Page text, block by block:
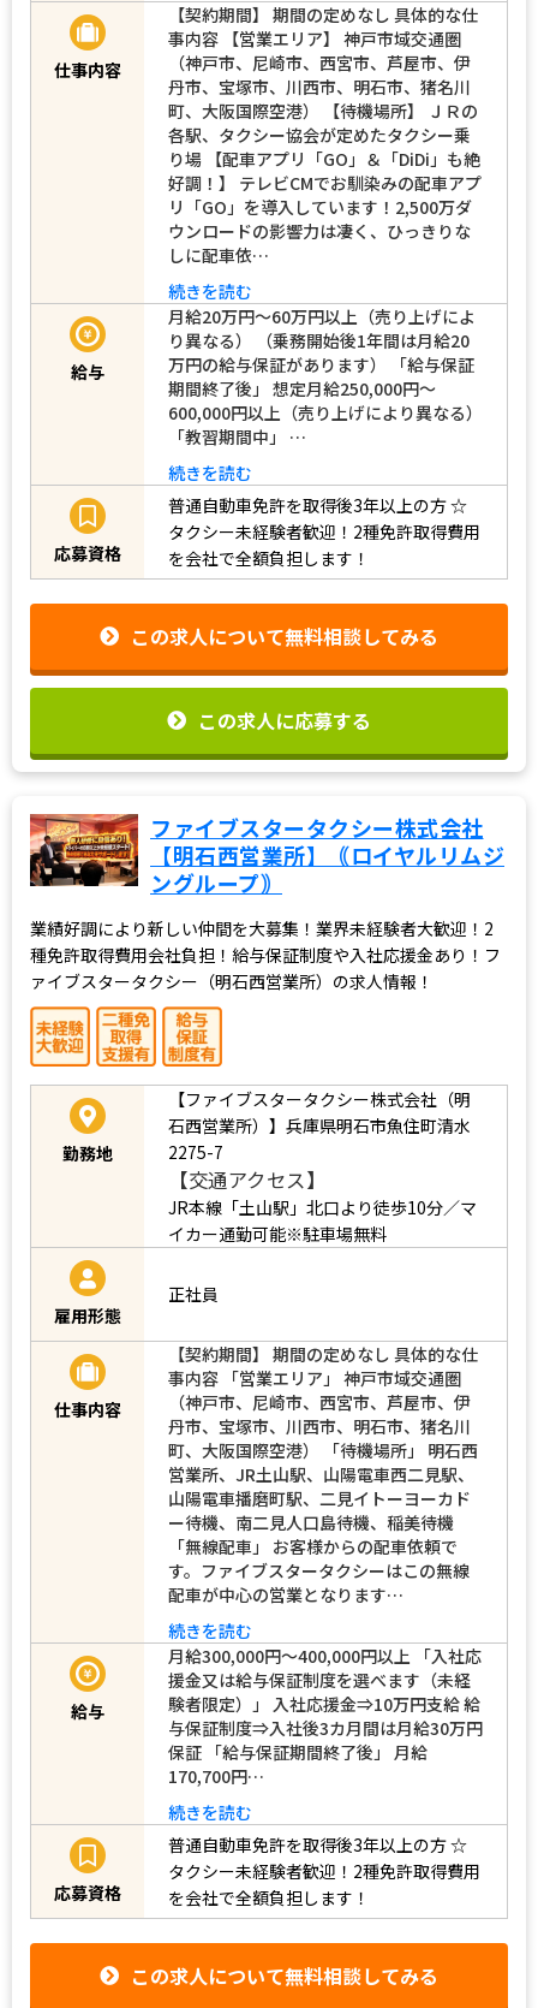
仕事内容
【契約期間】 期間の定めなし 具体的な仕
事内容 【営業エリア】 神戸市域交通圏
（神戸市、尼崎市、西宮市、芦屋市、伊
丹市、宝塚市、川西市、明石市、猪名川
町、大阪国際空港） 【待機場所】 ＪＲの
各駅、タクシー協会が定めたタクシー乗
り場 【配車アプリ「GO」＆「DiDi」も絶
好調！】 テレビCMでお馴染みの配車アプ
リ「GO」を導入しています！2,500万ダ
ウンロードの影響力は凄く、ひっきりな
しに配車依…
続きを読む
給与
月給20万円～60万円以上（売り上げによ
り異なる） （乗務開始後1年間は月給20
万円の給与保証があります） 「給与保証
期間終了後」 想定月給250,000円～
600,000円以上（売り上げにより異なる）
「教習期間中」 …
続きを読む
応募資格
普通自動車免許を取得後3年以上の方☆
タクシー未経験者歓迎！2種免許取得費用
を会社で全額負担します！
この求人について無料相談してみる
この求人に応募する
ファイブスタータクシー株式会社
【明石西営業所】｟ロイヤルリムジ
ングループ｠
業績好調により新しい仲間を大募集！業界未経験者大歓迎！2
種免許取得費用会社負担！給与保証制度や入社応援金あり！フ
ァイブスタータクシー（明石西営業所）の求人情報！
勤務地
【ファイブスタータクシー株式会社（明
石西営業所）】兵庫県明石市魚住町清水
2275-7
【交通アクセス】
JR本線「土山駅」北口より徒歩10分／マ
イカー通勤可能※駐車場無料
雇用形態
正社員
仕事内容
【契約期間】 期間の定めなし 具体的な仕
事内容 「営業エリア」 神戸市域交通圏
（神戸市、尼崎市、西宮市、芦屋市、伊
丹市、宝塚市、川西市、明石市、猪名川
町、大阪国際空港） 「待機場所」 明石西
営業所、JR土山駅、山陽電車西二見駅、
山陽電車播磨町駅、二見イトーヨーカド
ー待機、南二見人口島待機、稲美待機
「無線配車」 お客様からの配車依頼で
す。ファイブスタータクシーはこの無線
配車が中心の営業となります…
続きを読む
給与
月給300,000円～400,000円以上 「入社応
援金又は給与保証制度を選べます（未経
験者限定）」 入社応援金⇒10万円支給 給
与保証制度⇒入社後3カ月間は月給30万円
保証 「給与保証期間終了後」 月給
170,700円…
続きを読む
応募資格
普通自動車免許を取得後3年以上の方☆
タクシー未経験者歓迎！2種免許取得費用
を会社で全額負担します！
この求人について無料相談してみる